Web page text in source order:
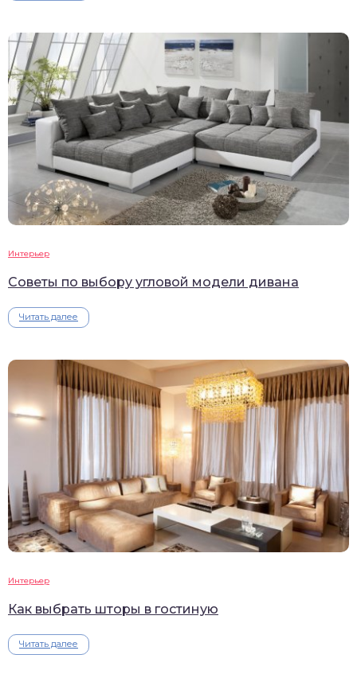
Интерьер
Советы по выбору угловой модели дивана
Читать далее
Интерьер
Как выбрать шторы в гостиную
Читать далее